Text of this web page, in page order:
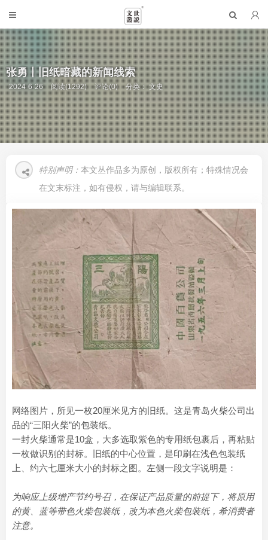
张勇丨旧纸暗藏的新闻线索
2024-6-26 阅读(1292) 评论(0) 分类：文史
特别声明： 本文丛作品多为原创，版权所有；特殊情况会
在文末标注，如有侵权，请与编辑联系。
网络图片，所见一枚20厘米见方的旧纸。这是青岛火柴公司出
品的“三阳火柴”的包装纸。
一封火柴通常是10盒，大多选取紫色的专用纸包裹后，再粘贴
一枚做识别的封标。旧纸的中心位置，是印刷在浅色包装纸
上、约六七厘米大小的封标之图。左侧一段文字说明是：
为响应上级增产节约号召，在保证产品质量的前提下，将原用
的黄、蓝等带色火柴包装纸，改为本色火柴包装纸，希消费者
注意。